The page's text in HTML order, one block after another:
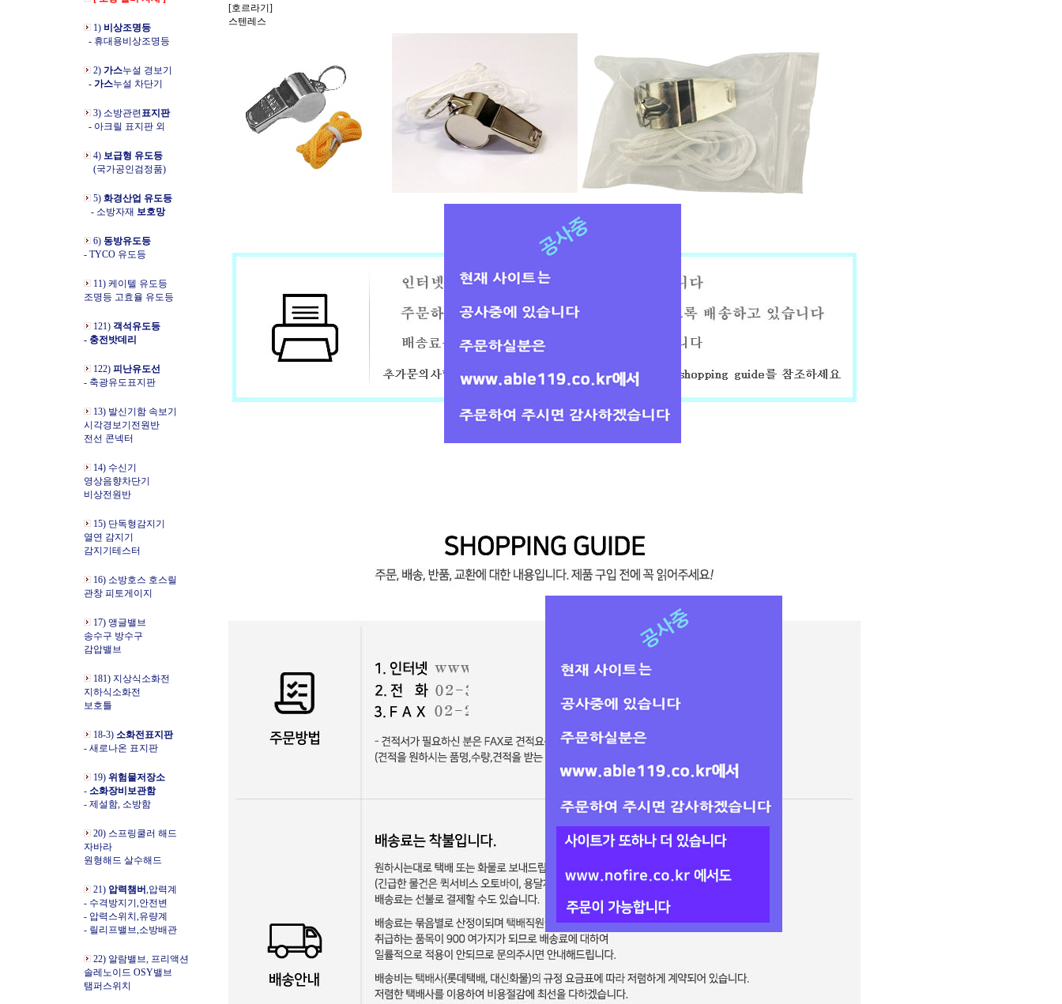
1) 비상조명등
- 휴대용비상조명등
2) 가스누설 경보기
- 가스누설 차단기
3) 소방관련 표지판
- 아크릴 표지판 외
4) 보급형 유도등
(국가공인검정품)
5) 화경산업 유도등
- 소방자재 보호망
6) 동방유도등
- TYCO 유도등
11) 케이텔 유도등
조명등 고효율 유도등
121) 객석유도등
- 충전밧데리
122) 피난유도선
- 축광유도표지판
13) 발신기함 속보기
시각경보기전원반
전선 콘넥터
14) 수신기
영상음향차단기
비상전원반
15) 단독형감지기
열연 감지기
감지기테스터
16) 소방호스 호스릴
관창 피토게이지
17) 앵글밸브
송수구 방수구
감압밸브
181) 지상식소화전
지하식소화전
보호틀
18-3) 소화전표지판
- 새로나온 표지판
19) 위험물저장소
- 소화장비보관함
- 제설함, 소방함
20) 스프링쿨러 해드
자바라
원형해드 살수해드
21) 압력챔버,압력계
- 수격방지기,안전변
- 압력스위치,유량계
- 릴리프밸브,소방배관
22) 알람밸브, 프리액션
솔레노이드 OSY밸브
탬퍼스위치
[호르라기]
스텐레스